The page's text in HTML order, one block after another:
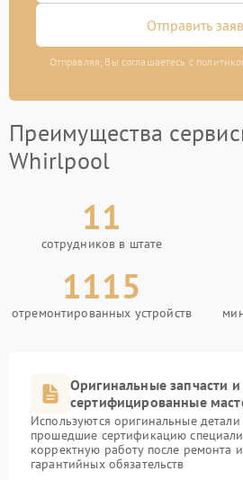
Отправить
Отправляя, Вы соглашаетесь с
Преимущества
Whirlpool
11
сотрудников в штате
1115
отремонтированных устройств
Оригинальные запчасти и
сертифицированные
Используются оригинальные
прошедшие сертификацию
корректную работу после ремонта
гарантийных обязательств